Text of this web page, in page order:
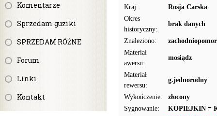
Komentarze
Sprzedam guziki
SPRZEDAM RÓŻNE
Forum
Linki
Kontakt
Kraj:
Rosja Carska
Okres
historyczny:
brak danych
Znaleziono:
Materiał
awersu:
mosiądz
Materiał
rewersu:
g.jednorodny
Wykończenie:
złocony
Sygnowanie:
KOPIEJKIN